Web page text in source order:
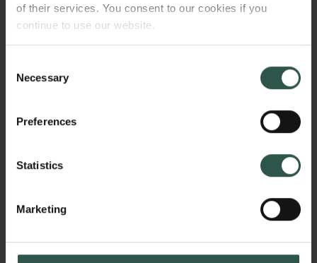
of their services. You consent to our cookies if you
continue to use our website.
Selection
Necessary
Preferences
Statistics
Marketing
humanistiske emner til ikke-videnskabelige
målgrupper.
Opslag
Max. 3 million kr.